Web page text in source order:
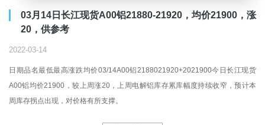
03月14日长江现货A00铝21880-21920，均价21900，涨
20，供参考
2022-03-14
日期品名最低最高涨跌均价03/14A00铝2188021920+2021900今日长江现货
A00铝均价21900，较上周涨20，上周电解铝库存累库幅度持续收窄，预计本
周库存拐点出现，对价格有所支撑。